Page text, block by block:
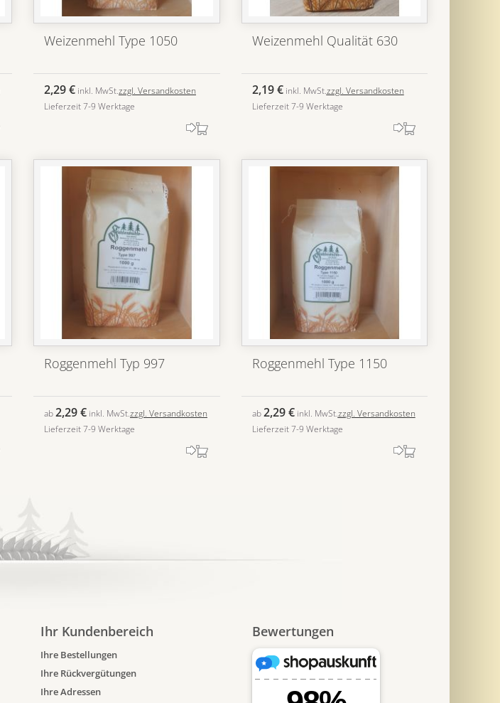
Weizenmehl Type 1050
2,29 € inkl. MwSt.zzgl. Versandkosten
Lieferzeit 7-9 Werktage
Weizenmehl Qualität 630
2,19 € inkl. MwSt.zzgl. Versandkosten
Lieferzeit 7-9 Werktage
Roggenmehl Typ 997
ab2,29 € inkl. MwSt.zzgl. Versandkosten
Lieferzeit 7-9 Werktage
Roggenmehl Type 1150
ab 2,29 € inkl. MwSt.zzgl. Versandkosten
Lieferzeit 7-9 Werktage
Ihr Kundenbereich
Ihre Bestellungen
Ihre Rückvergütungen
Ihre Adressen
Bewertungen